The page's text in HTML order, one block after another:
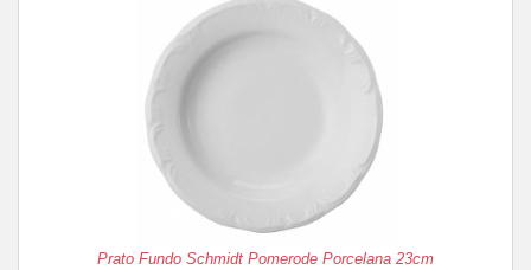
Prato Fundo Schmidt Pomerode Porcelana 23cm